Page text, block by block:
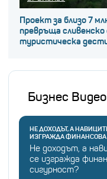
Проект за близо 7
превръща сливенско
туристическа
Бизнес
НЕ ДОХОДЪТ, А
ИЗГРАЖДА ФИНАНСОВА
Не доходът, а
се изгражда
сигурност?